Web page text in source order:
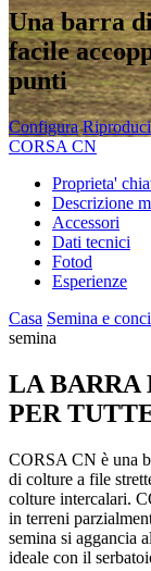
Una barra
facile
punti
Configura
CORSA CN
Proprieta'
Descrizione
Accessori
Dati tecnici
Fotod
Esperienze
Casa Semina e
semina
LA BARRA
PER
CORSA CN è una
di colture a file
colture intercalari.
in terreni
semina si aggancia
ideale con il